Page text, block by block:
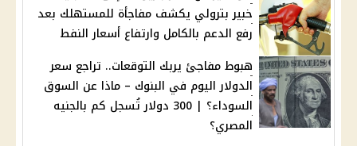
خبير بترولي يكشف مفاجأة للمستهلك بعد
رفع الدعم بالكامل وارتفاع أسعار النفط
هبوط مفاجئ يربك التوقعات.. تراجع سعر
الدولار اليوم في البنوك – ماذا عن السوق
السوداء؟ | 300 دولار تُسجل كم بالجنيه
المصري؟